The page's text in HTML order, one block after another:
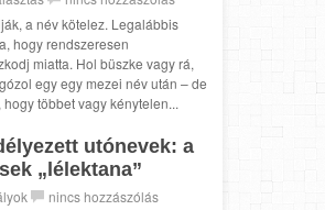
a név kötelez. Legalábbis
hogy rendszeresen
miatta. Hol büszke vagy rá,
egy egy mezei név után – de
hogy többet vagy kénytelen...
utónevek: a
„lélektana”
nincs hozzászólás